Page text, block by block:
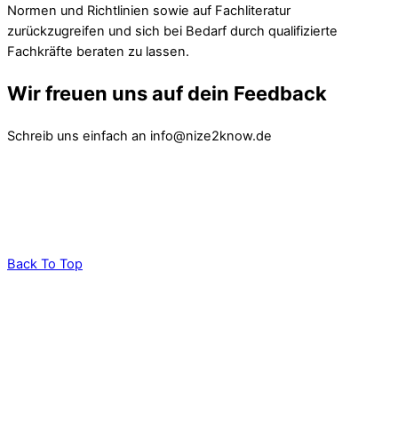
Normen und Richtlinien sowie auf Fachliteratur
zurückzugreifen und sich bei Bedarf durch qualifizierte
Fachkräfte beraten zu lassen.
Wir freuen uns auf dein Feedback
Schreib uns einfach an info@nize2know.de
Back To Top